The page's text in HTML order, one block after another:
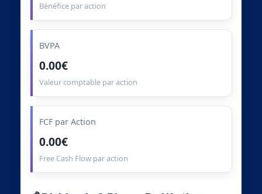
Bénéfice par action
BVPA
0.00€
Valeur comptable par action
FCF par Action
0.00€
Free Cash Flow par action